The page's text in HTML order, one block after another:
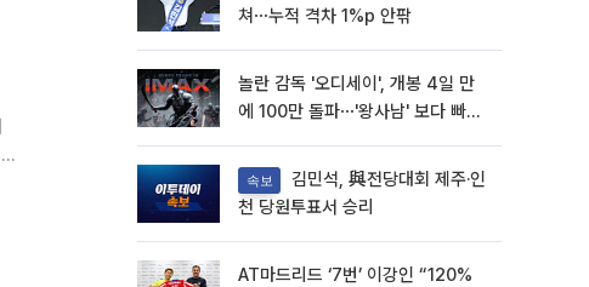
쳐⋯누적 격차 1%p 안팎
놀란 감독 '오디세이', 개봉 4일 만
에 100만 돌파⋯'왕사남' 보다 빠르
속보
천 당원투표서 승리
AT마드리드 ‘7번’ 이강인 “120%